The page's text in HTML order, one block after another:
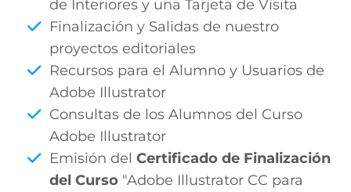
de Interiores y una Tarjeta de Visita
Finalización y Salidas de nuestro
proyectos editoriales
Recursos para el Alumno y Usuarios de
Adobe Illustrator
Consultas de los Alumnos del Curso
Adobe Illustrator
Emisión del Certificado de Finalización
del Curso "Adobe Illustrator CC para